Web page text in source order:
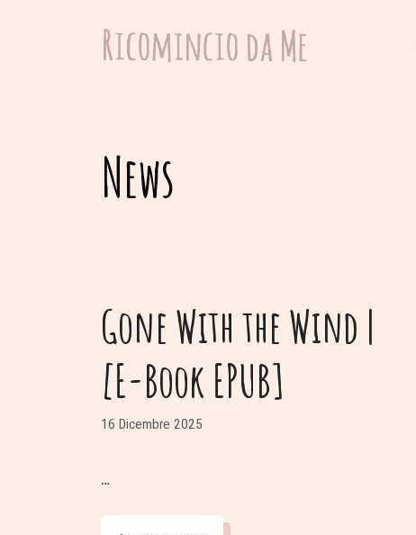
News
Gone With the Wind |
[E-Book EPUB]
16 Dicembre 2025
…